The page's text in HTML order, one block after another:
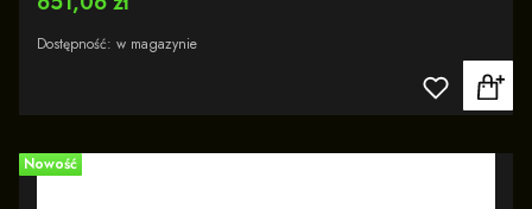
Dostępność: w magazynie
Nowość